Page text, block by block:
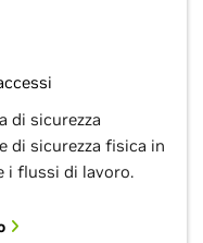
di sicurezza
di sicurezza fisica in
i flussi di lavoro.